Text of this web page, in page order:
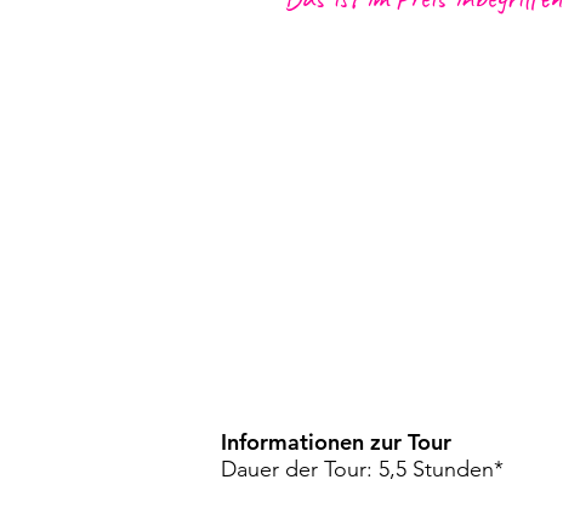
Informationen zur Tour
Dauer der Tour: 5,5 Stunden*